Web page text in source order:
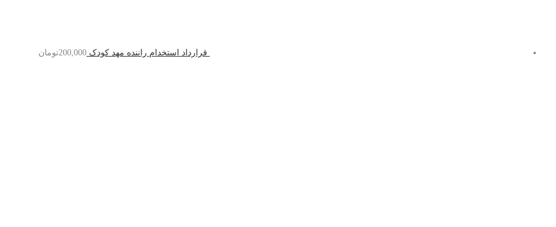
قرارداد استخدام راننده مهد کودک 200,000تومان